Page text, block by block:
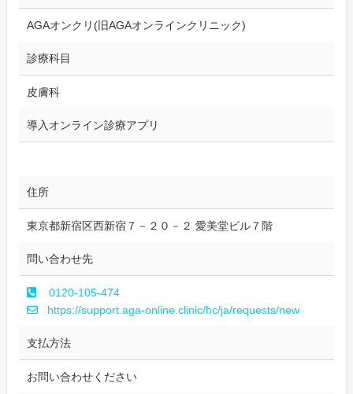
AGAオンクリ(旧AGAオンラインクリニック)
診療科目
皮膚科
導入オンライン診療アプリ
住所
東京都新宿区西新宿７－２０－２ 愛美堂ビル７階
問い合わせ先
0120-105-474
https://support.aga-online.clinic/hc/ja/requests/new
支払方法
お問い合わせください